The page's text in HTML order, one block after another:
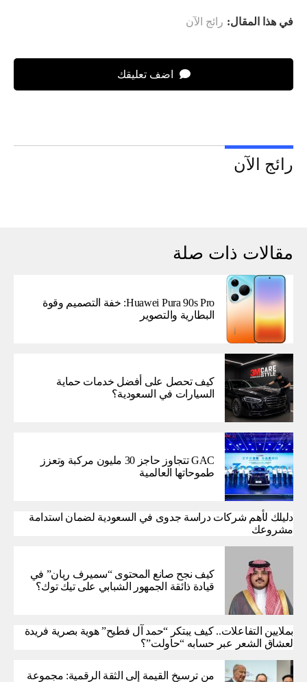
في هذا المقال: رائج الآن
اضف تعليقك
رائج الآن
مقالات ذات صلة
Huawei Pura 90s Pro: خفة التصميم وقوة
البطارية والتصوير
كيف تحصل على أفضل خدمات حماية
السيارات في السعودية؟
GAC تتجاوز حاجز 30 مليون مركبة وتعزز
طموحاتها العالمية
دليلك لأهم شركات دراسة جدوى في السعودية لضمان استدامة
مشروعك
كيف نجح صانع المحتوى “سميرف ريان” في
قيادة ذائقة الجمهور الشبابي على تيك توك؟
بملايين التفاعلات.. كيف يبتكر “حمد آل فطيح” هوية بصرية فريدة
لعشاق الشعر عبر حسابه “حاولت”؟
من ترسيخ القيمة إلى الثقة الرقمية: مجموعة